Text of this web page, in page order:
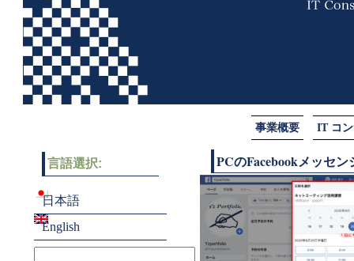
事業概要 IT コ
PCのFacebookメッセ
言語選択:
日本語
English